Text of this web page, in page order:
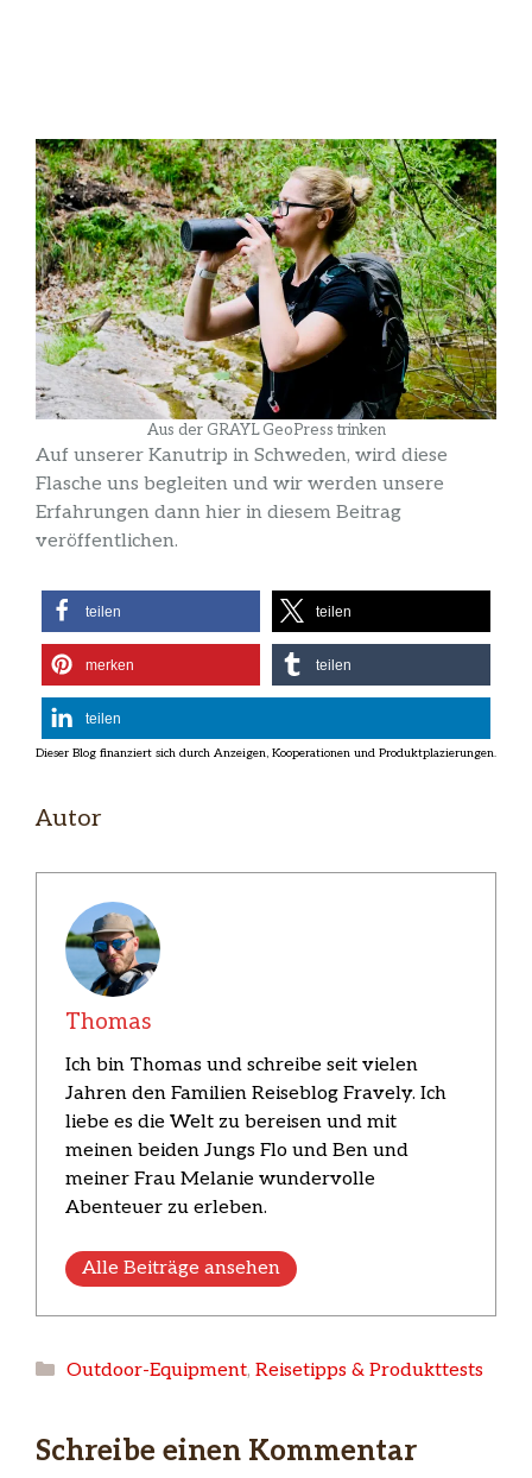
Aus der GRAYL GeoPress trinken
Auf unserer Kanutrip in Schweden, wird diese
Flasche uns begleiten und wir werden unsere
Erfahrungen dann hier in diesem Beitrag
veröffentlichen.
teilen teilen
merken teilen
teilen
Autor
Thomas
Ich bin Thomas und schreibe seit vielen
Jahren den Familien Reiseblog Fravely. Ich
liebe es die Welt zu bereisen und mit
meinen beiden Jungs Flo und Ben und
meiner Frau Melanie wundervolle
Abenteuer zu erleben.
Alle Beiträge ansehen
Kategorien
Outdoor-Equipment, Reisetipps & Produkttests
Schreibe einen Kommentar